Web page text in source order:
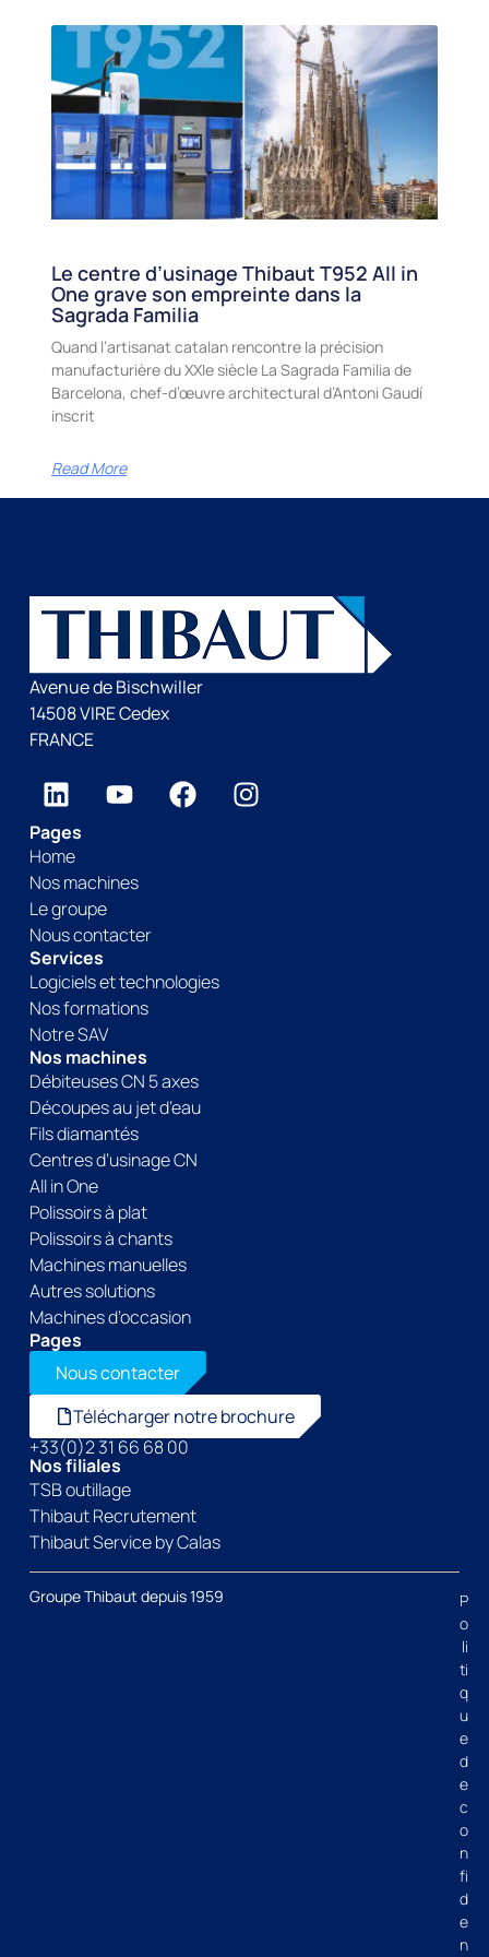
Le centre d’usinage Thibaut T952 All in
One grave son empreinte dans la
Sagrada Familia
Quand l’artisanat catalan rencontre la précision
manufacturière du XXIe siècle La Sagrada Familia de
Barcelona, chef-d’œuvre architectural d’Antoni Gaudí
inscrit
Read More
Avenue de Bischwiller
14508 VIRE Cedex
FRANCE
Pages
Home
Nos machines
Le groupe
Nous contacter
Services
Logiciels et technologies
Nos formations
Notre SAV
Nos machines
Débiteuses CN 5 axes
Découpes au jet d’eau
Fils diamantés
Centres d’usinage CN
All in One
Polissoirs à plat
Polissoirs à chants
Machines manuelles
Autres solutions
Machines d’occasion
Pages
Nous contacter
Télécharger notre brochure
+33(0)2 31 66 68 00
Nos filiales
TSB outillage
Thibaut Recrutement
Thibaut Service by Calas
Groupe Thibaut depuis 1959
P
o
li
ti
q
u
e
d
e
c
o
n
fi
d
e
n